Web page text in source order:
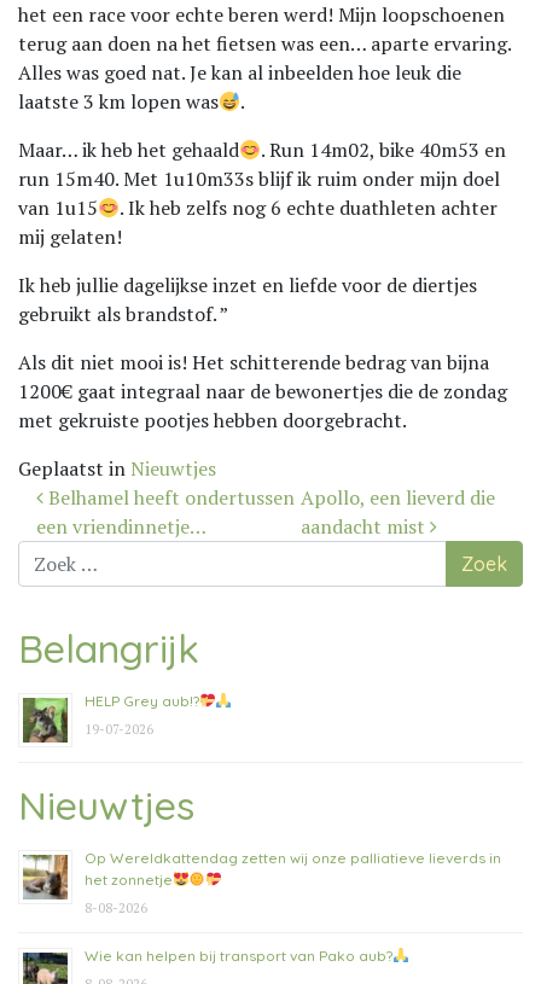
het een race voor echte beren werd! Mijn loopschoenen
terug aan doen na het fietsen was een… aparte ervaring.
Alles was goed nat. Je kan al inbeelden hoe leuk die
laatste 3 km lopen was
.
Maar… ik heb het gehaald
. Run 14m02, bike 40m53 en
run 15m40. Met 1u10m33s blijf ik ruim onder mijn doel
van 1u15
. Ik heb zelfs nog 6 echte duathleten achter
mij gelaten!
Ik heb jullie dagelijkse inzet en liefde voor de diertjes
gebruikt als brandstof. ”
Als dit niet mooi is! Het schitterende bedrag van bijna
1200€ gaat integraal naar de bewonertjes die de zondag
met gekruiste pootjes hebben doorgebracht.
Geplaatst in Nieuwtjes
Bericht
navigatie
Belhamel heeft ondertussen
een vriendinnetje…
Apollo, een lieverd die
aandacht mist
Zoek
naar:
Belangrijk
HELP Grey aub!?
19-07-2026
Nieuwtjes
Op Wereldkattendag zetten wij onze palliatieve lieverds in
het zonnetje
8-08-2026
Wie kan helpen bij transport van Pako aub?